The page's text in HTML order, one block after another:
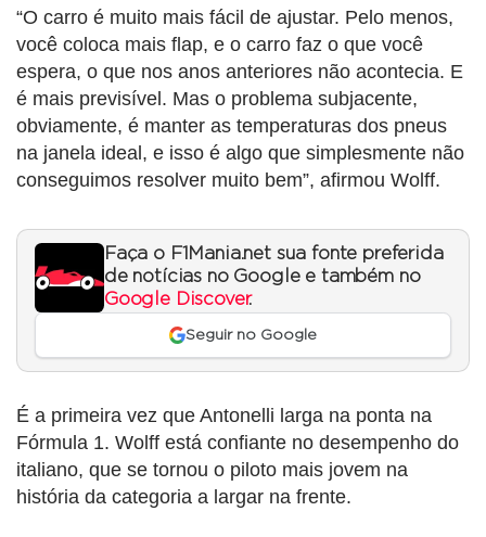
“O carro é muito mais fácil de ajustar. Pelo menos,
você coloca mais flap, e o carro faz o que você
espera, o que nos anos anteriores não acontecia. E
é mais previsível. Mas o problema subjacente,
obviamente, é manter as temperaturas dos pneus
na janela ideal, e isso é algo que simplesmente não
conseguimos resolver muito bem”, afirmou Wolff.
Faça o F1Mania.net sua fonte preferida
de notícias no Google e também no
Google Discover.
Seguir no Google
É a primeira vez que Antonelli larga na ponta na
Fórmula 1. Wolff está confiante no desempenho do
italiano, que se tornou o piloto mais jovem na
história da categoria a largar na frente.